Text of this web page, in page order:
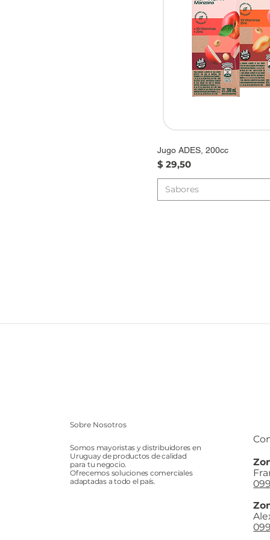
Jugo ADES, 200cc
Precio
$ 29,50
Sabores
Sobre Nosotros
Somos mayoristas y distribuidores en
Uruguay de productos de calidad
para tu negocio.
Ofrecemos soluciones comerciales
adaptadas a todo el país.